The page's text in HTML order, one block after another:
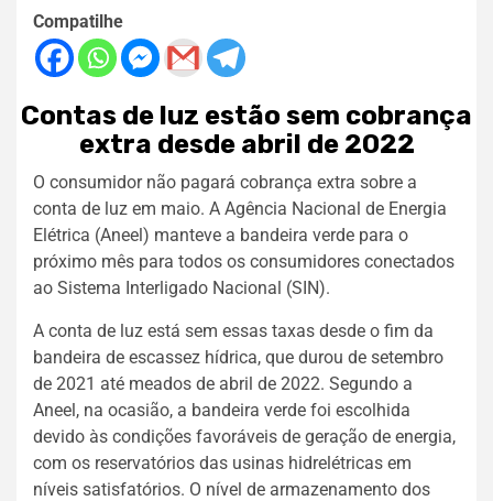
Compatilhe
Contas de luz estão sem cobrança
extra desde abril de 2022
O consumidor não pagará cobrança extra sobre a
conta de luz em maio. A Agência Nacional de Energia
Elétrica (Aneel) manteve a bandeira verde para o
próximo mês para todos os consumidores conectados
ao Sistema Interligado Nacional (SIN).
A conta de luz está sem essas taxas desde o fim da
bandeira de escassez hídrica, que durou de setembro
de 2021 até meados de abril de 2022. Segundo a
Aneel, na ocasião, a bandeira verde foi escolhida
devido às condições favoráveis de geração de energia,
com os reservatórios das usinas hidrelétricas em
níveis satisfatórios. O nível de armazenamento dos